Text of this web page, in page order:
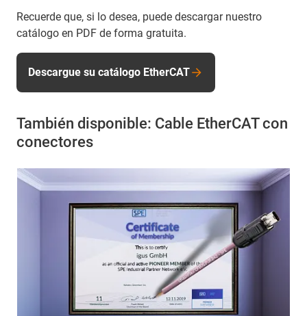
Recuerde que, si lo desea, puede descargar nuestro
catálogo en PDF de forma gratuita.
Descargue su catálogo EtherCAT
También disponible: Cable EtherCAT con
conectores